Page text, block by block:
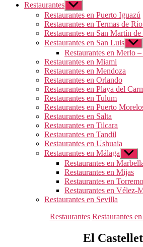
Restaurantes Mostrar
el
submenú
Restaurantes en Puerto Iguazú
Restaurantes en Termas de
Restaurantes en San Martín
Restaurantes en San Luis
el
Restaurantes en Merlo
Restaurantes en Miami
Restaurantes en Mendoza
Restaurantes en Orlando
Restaurantes en Playa del
Restaurantes en Tulum
Restaurantes en Puerto
Restaurantes en Salta
Restaurantes en Tilcara
Restaurantes en Tandil
Restaurantes en Ushuaia
Restaurantes en Málaga Mostrar
el
Restaurantes en
Restaurantes en Mijas
Restaurantes en
Restaurantes en Vélez-
Restaurantes en Sevilla
Restaurantes Restaurantes
El Castellet